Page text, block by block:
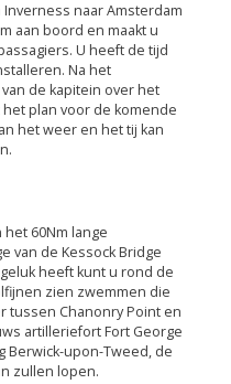
naar Amsterdam
aan boord en maakt u
U heeft de tijd
Na het
de kapitein over het
plan voor de komende
het weer en het tij kan
60Nm lange
van de Kessock Bridge
heeft kunt u rond de
zien zwemmen die
tussen Chanonry Point en
artilleriefort Fort George
Berwick-upon-Tweed, de
zullen lopen.